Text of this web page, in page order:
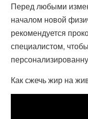
Перед любыми
началом новой
рекомендуется
специалистом,
Как сжечь жир на